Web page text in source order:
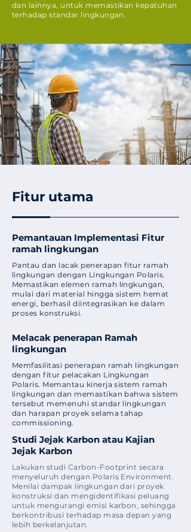
dan lainnya, untuk memastikan kepatuhan
terhadap standar lingkungan.
Fitur utama
Pemantauan Implementasi Fitur
ramah lingkungan
Pantau dan lacak penerapan fitur ramah
lingkungan dengan Lingkungan Polaris.
Memastikan elemen ramah lingkungan,
mulai dari material hingga sistem hemat
energi, berhasil diintegrasikan ke dalam
proses konstruksi.
Melacak penerapan Ramah
lingkungan
Memfasilitasi penerapan ramah lingkungan
dengan fitur pelacakan Lingkungan
Polaris. Memantau kinerja sistem ramah
lingkungan dan memastikan bahwa sistem
tersebut memenuhi standar lingkungan
dan harapan proyek selama tahap
commissioning.
Studi Jejak Karbon atau Kajian
Jejak Karbon
Lakukan studi Carbon-Footprint secara
menyeluruh dengan Polaris Environment.
Menilai dampak lingkungan dari proyek
konstruksi dan mengidentifikasi peluang
untuk mengurangi emisi karbon, sehingga
berkontribusi terhadap masa depan yang
lebih berkelanjutan.